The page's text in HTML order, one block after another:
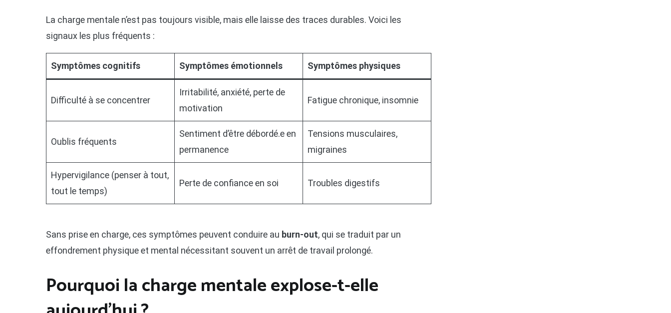
La charge mentale n’est pas toujours visible, mais elle laisse des traces durables. Voici les
signaux les plus fréquents :
Symptômes cognitifs Symptômes émotionnels Symptômes physiques
Difficulté à se concentrer
Irritabilité, anxiété, perte de
motivation
Fatigue chronique, insomnie
Oublis fréquents
Sentiment d’être débordé.e en
permanence
Tensions musculaires,
migraines
Hypervigilance (penser à tout,
tout le temps)
Perte de confiance en soi Troubles digestifs
Sans prise en charge, ces symptômes peuvent conduire au burn-out, qui se traduit par un
effondrement physique et mental nécessitant souvent un arrêt de travail prolongé.
Pourquoi la charge mentale explose-t-elle